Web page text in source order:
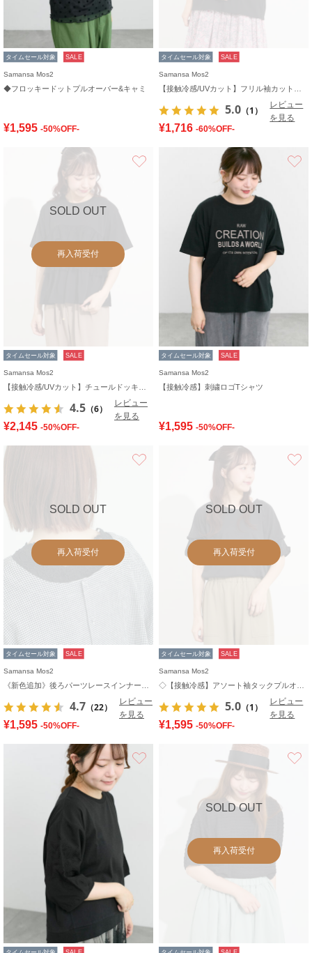
タイムセール対象 SALE
Samansa Mos2
◆フロッキードットプルオーバー&キャミ
¥1,595 -50%OFF-
タイムセール対象 SALE
Samansa Mos2
5.0 （1）
レビュー
を見る
¥1,716 -60%OFF-
SOLD OUT
再入荷受付
タイムセール対象 SALE
Samansa Mos2
4.5 （6）
レビュー
を見る
¥2,145 -50%OFF-
タイムセール対象 SALE
Samansa Mos2
【接触冷感】刺繍ロゴTシャツ
¥1,595 -50%OFF-
SOLD OUT
再入荷受付
タイムセール対象 SALE
Samansa Mos2
4.7 （22）
レビュー
を見る
¥1,595 -50%OFF-
SOLD OUT
再入荷受付
タイムセール対象 SALE
Samansa Mos2
5.0 （1）
レビュー
を見る
¥1,595 -50%OFF-
SOLD OUT
再入荷受付